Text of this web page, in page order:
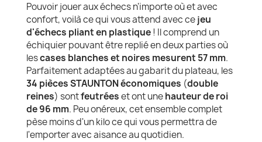
Pouvoir jouer aux échecs n'importe où et avec
confort, voilà ce qui vous attend avec cejeu
d'échecs pliant en plastique! Il comprend un
échiquier pouvant être replié en deux parties où
lescases blanches et noires mesurent 57 mm.
Parfaitement adaptées au gabarit du plateau, les
34 pièces STAUNTON économiques (double
reines) sontfeutréeset ont unehauteur de roi
de 96 mm. Peu onéreux, cet ensemble complet
pèse moins d'un kilo ce qui vous permettra de
l'emporter avec aisance au quotidien.